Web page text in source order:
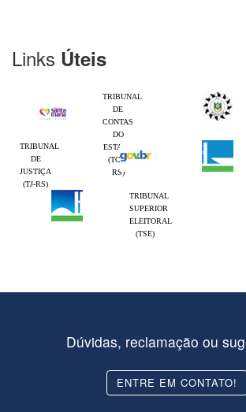
Links Úteis
TRIBUNAL
DE
CONTAS
DO
ESTADO
(TCE-
RS)
TRIBUNAL
DE
JUSTIÇA
(TJ-RS)
TRIBUNAL
SUPERIOR
ELEITORAL
(TSE)
Dúvidas, reclamação ou
ENTRE EM CONTATO!